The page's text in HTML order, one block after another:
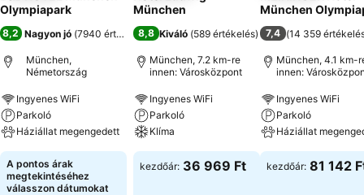
Olympiapark
8,2 Nagyon jó (7940 értékelés)
München,
Németország
Ingyenes WiFi
Parkoló
Háziállat megengedett
A pontos árak
megtekintéséhez
válasszon dátumokat
München
8,8 Kiváló (589 értékelés)
München, 7.2 km-re
innen: Városközpont
Ingyenes WiFi
Parkoló
Klíma
kezdőár: 36 969 Ft
München
7,4 (14 359
München, 4.1 km-
innen:
Ingyenes WiFi
Parkoló
Háziállat
kezdőár: 81 142